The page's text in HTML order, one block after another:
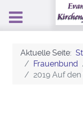
Aktuelle Seite:
Frauenbund
2019 Auf